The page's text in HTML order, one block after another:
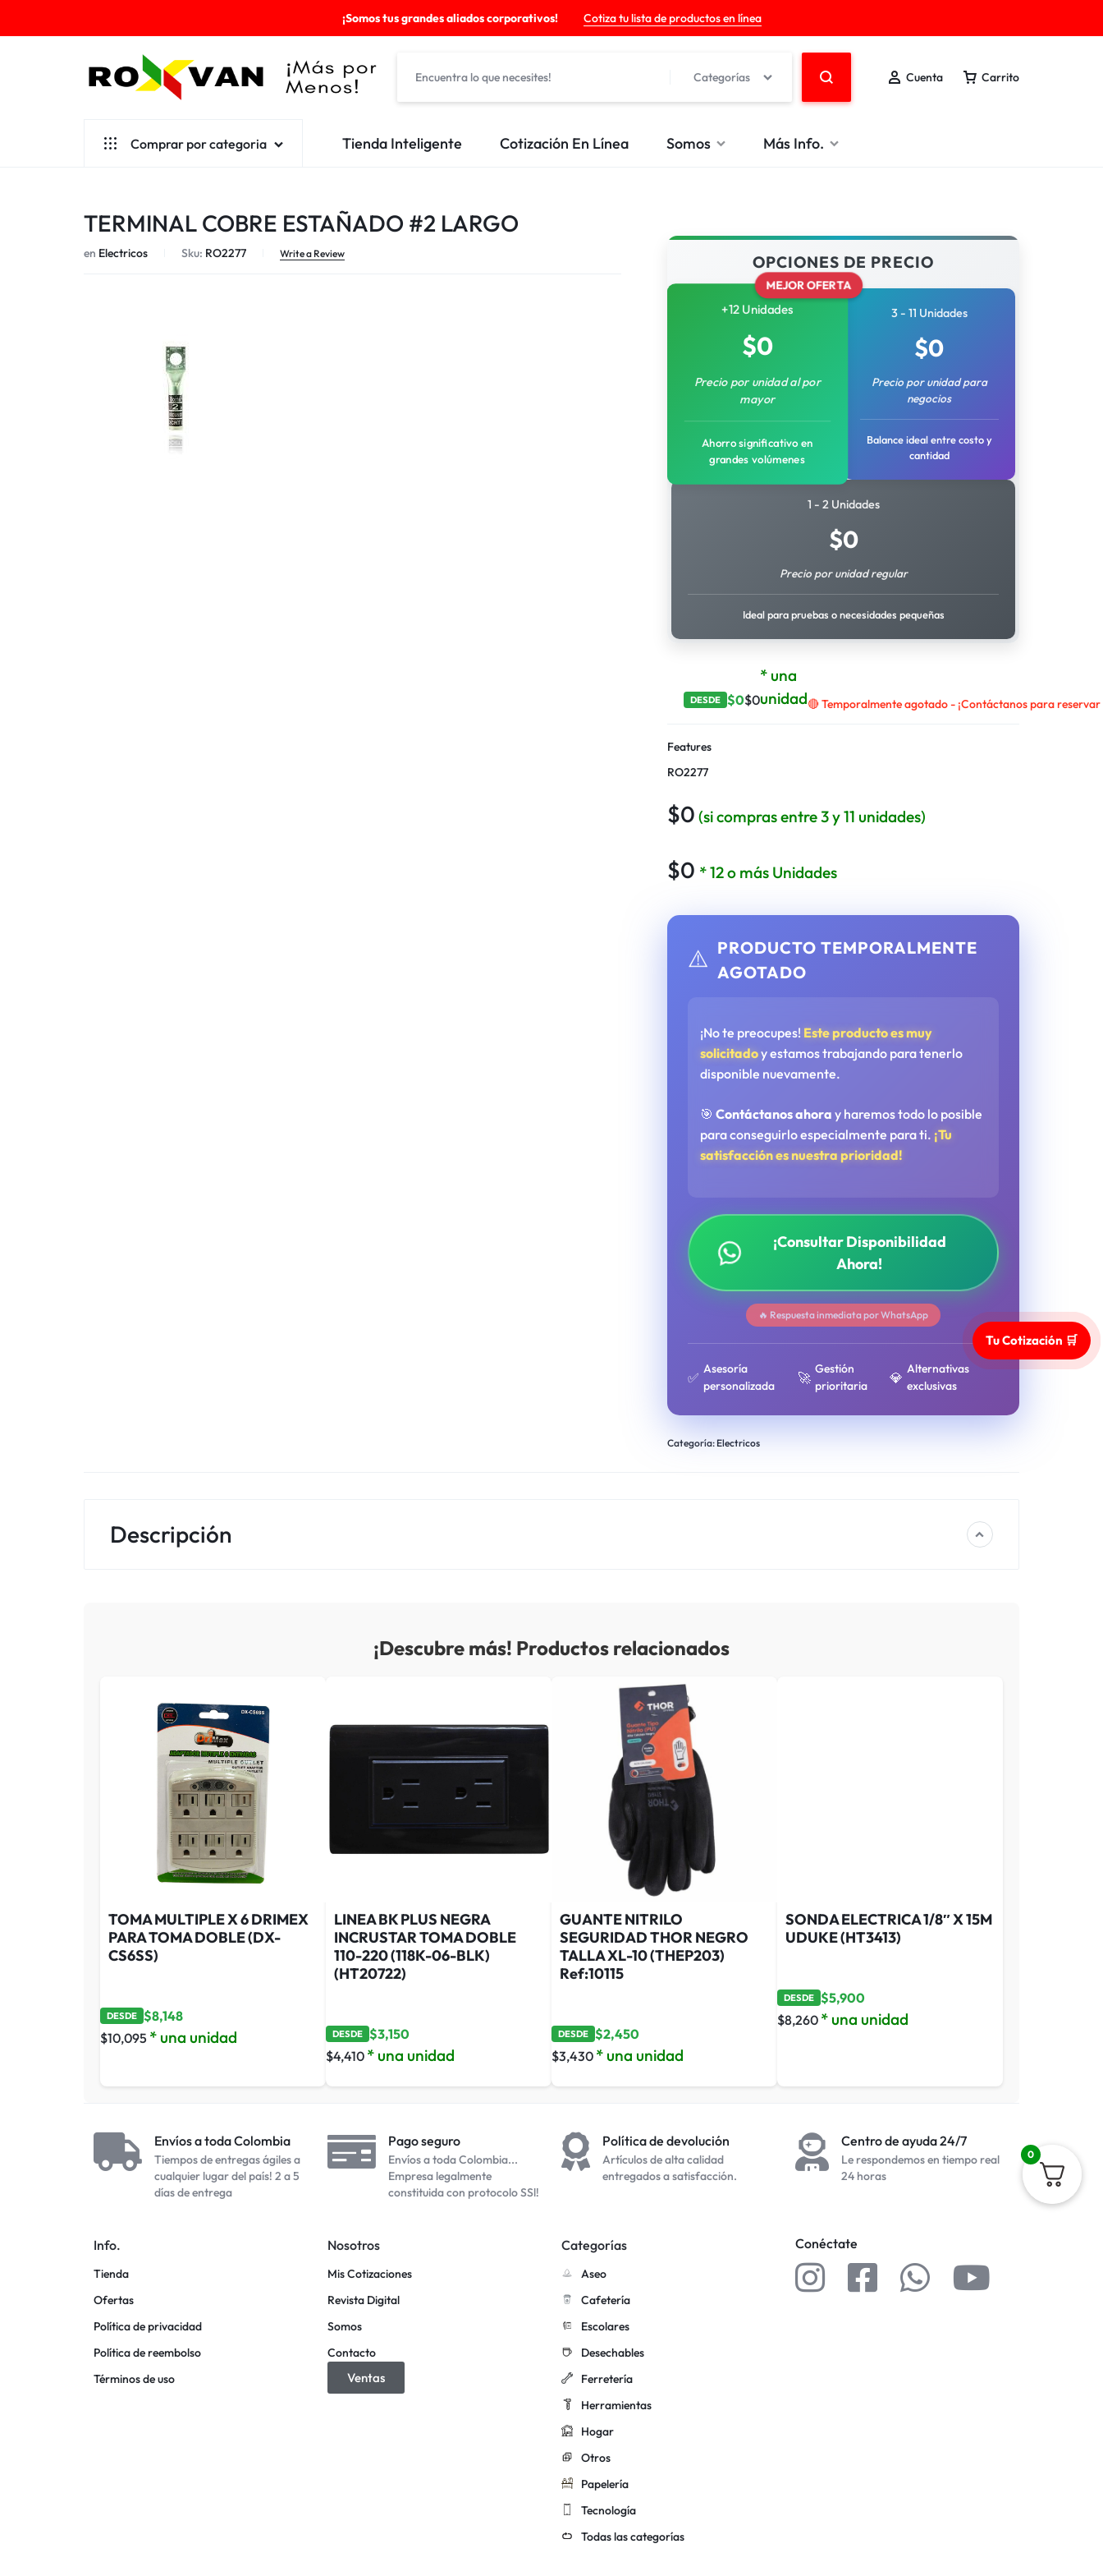
¡Somos tus grandes aliados corporativos! Cotiza tu lista de productos en línea
¡MÁS
MENOS!
Categorías Cuenta Carrito
Comprar por categoria
Cafetería
Escolares
Herramientas
Tienda Inteligente Cotización En Línea Somos Más Info.
TERMINAL COBRE ESTAÑADO #2 LARGO
en Electricos Sku: RO2277 Write a Review OPCIONES DE PRECIO
MEJOR OFERTA
+12 Unidades
$0
Precio por unidad al por
mayor
Ahorro significativo en
grandes volúmenes
3 - 11 Unidades
$0
Precio por unidad para
negocios
Balance ideal entre costo y
cantidad
1 - 2 Unidades
$0
Precio por unidad regular
Ideal para pruebas o necesidades pequeñas
DESDE $0$0
* una
unidad🔴 Temporalmente agotado - ¡Contáctanos para reservar
Features
RO2277
$0 (si compras entre 3 y 11 unidades)
$0 * 12 o más Unidades
⚠️ PRODUCTO TEMPORALMENTE
AGOTADO
¡No te preocupes! Este producto es muy
solicitadoy estamos trabajando para tenerlo
disponible nuevamente.
🎯Contáctanos ahora y haremos todo lo posible
para conseguirlo especialmente para ti. ¡Tu
satisfacción es nuestra prioridad!
¡Consultar Disponibilidad
Ahora!
🔥 Respuesta inmediata por WhatsApp
✅
Asesoría
personalizada
🚀
Gestión
prioritaria
💎
Alternativas
exclusivas
Categoría: Electricos
Descripción
¡Descubre más! Productos relacionados
TOMA MULTIPLE X 6 DRIMEX
PARA TOMA DOBLE (DX-
CS6SS)
DESDE $8,148
$10,095 * una unidad
LINEA BK PLUS NEGRA
INCRUSTAR TOMA DOBLE
110-220 (118K-06-BLK)
(HT20722)
DESDE $3,150
$4,410 * una unidad
GUANTE NITRILO
SEGURIDAD THOR NEGRO
TALLA XL-10 (THEP203)
Ref:10115
DESDE $2,450
$3,430 * una unidad
SONDA ELECTRICA 1/8″ X 15M
UDUKE (HT3413)
DESDE $5,900
$8,260 * una unidad
Envíos a toda Colombia
Tiempos de entregas ágiles a
cualquier lugar del país! 2 a 5
días de entrega
Pago seguro
Envíos a toda Colombia...
Empresa legalmente
constituida con protocolo SSl!
Política de devolución
Artículos de alta calidad
entregados a satisfacción.
Centro de ayuda 24/7
Le respondemos en tiempo real
24 horas
Info.
Tienda
Ofertas
Política de privacidad
Política de reembolso
Términos de uso
Nosotros
Mis Cotizaciones
Revista Digital
Somos
Contacto
Ventas
Categorías
Aseo
Cafetería
Escolares
Desechables
Ferretería
Herramientas
Hogar
Otros
Papelería
Tecnología
Todas las categorías
Conéctate
Tu Cotización 🛒
0